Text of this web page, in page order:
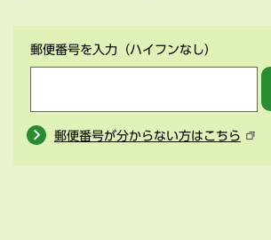
郵便番号を入力 （ハイフンなし）
郵便番号が分からない方はこちら